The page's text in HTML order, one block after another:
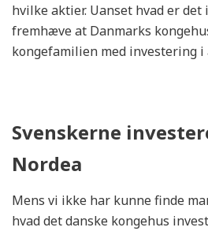
hvilke aktier. Uanset hvad er
fremhæve at Danmarks
kongefamilien med investering i
Svenskerne
Nordea
Mens vi ikke har kunne finde
hvad det danske kongehus